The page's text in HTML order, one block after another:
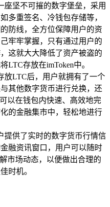
座坚不可摧的数字堡垒，采用
多重签名、冷钱包存储等，
防线，全方位保障用户的资
牢牢掌握，只有通过用户的
这就大大降低了资产被盗的
LTC存放在imToken中。
放LTC后，用户就拥有了一个
其他数字货币进行兑换，还
以在钱包内快速、高效地完
的金融集市中，轻松地进行
提供了实时的数字货币行情信
融资讯窗口，用户可以随时
市场动态，以便做出合理的
时机。